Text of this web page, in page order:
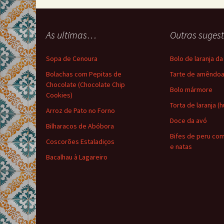
As ultimas…
Sopa de Cenoura
Bolachas com Pepitas de
Chocolate (Chocolate Chip
Cookies)
Arroz de Pato no Forno
Bilharacos de Abóbora
Coscorões Estaladiços
Bacalhau à Lagareiro
Outras
Bolo de laranja
Tarte de amêndoa
Bolo mármore
Torta de laranja
Doce da avó
Bifes de peru
e natas